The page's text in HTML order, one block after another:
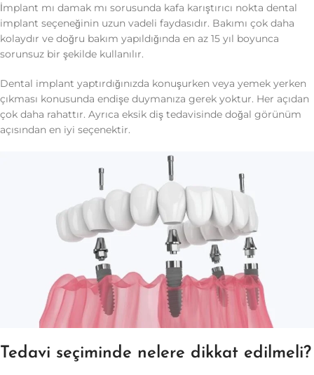
İmplant mı damak mı sorusunda kafa karıştırıcı nokta dental
implant seçeneğinin uzun vadeli faydasıdır. Bakımı çok daha
kolaydır ve doğru bakım yapıldığında en az 15 yıl boyunca
sorunsuz bir şekilde kullanılır.
Dental implant yaptırdığınızda konuşurken veya yemek yerken
çıkması konusunda endişe duymanıza gerek yoktur. Her açıdan
çok daha rahattır. Ayrıca eksik diş tedavisinde doğal görünüm
açısından en iyi seçenektir.
Tedavi seçiminde nelere dikkat edilmeli?